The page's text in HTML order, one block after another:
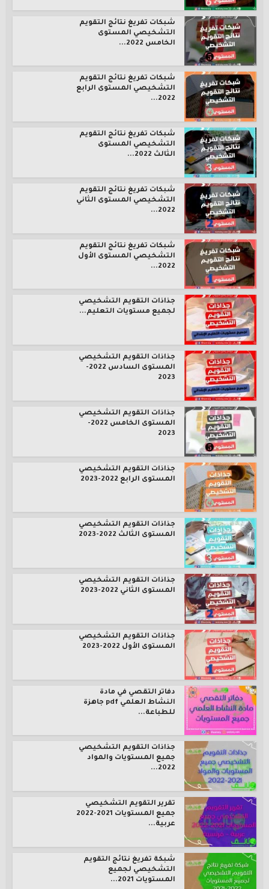
شبكات تفريغ نتائج التقويم
التشخيصي المستوى
الخامس 2022...
شبكات تفريغ نتائج التقويم
التشخيصي المستوى الرابع
2022...
شبكات تفريغ نتائج التقويم
التشخيصي المستوى
الثالث 2022...
شبكات تفريغ نتائج التقويم
التشخيصي المستوى الثاني
2022...
شبكات تفريغ نتائج التقويم
التشخيصي المستوى الأول
2022...
جذاذات التقويم التشخيصي
لجميع مستويات التعليم...
جذاذات التقويم التشخيصي
المستوى السادس 2022-
2023
جذاذات التقويم التشخيصي
المستوى الخامس 2022-
2023
جذاذات التقويم التشخيصي
المستوى الرابع 2022-2023
جذاذات التقويم التشخيصي
المستوى الثالث 2022-2023
جذاذات التقويم التشخيصي
المستوى الثاني 2022-2023
جذاذات التقويم التشخيصي
المستوى الأول 2022-2023
دفاتر التقصي في مادة
النشاط العلمي pdf جاهزة
للطباعة...
جذاذات التقويم التشخيصي
جميع المستويات والمواد
2022...
تقرير التقويم التشخيصي
جميع المستويات 2021-2022
عربية...
شبكة تفريغ نتائج التقويم
التشخيصي لجميع
المستويات 2021...